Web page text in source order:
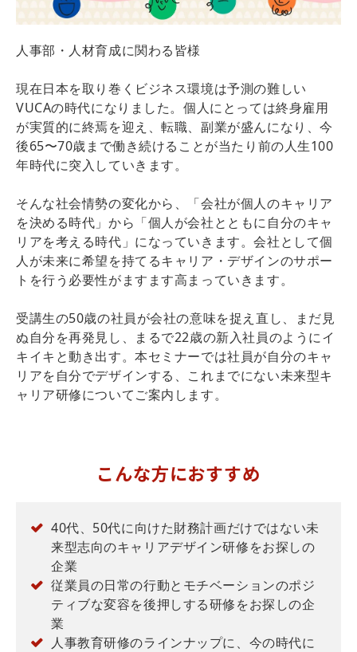
人事部・人材育成に関わる皆様
現在日本を取り巻くビジネス環境は予測の難しい
VUCAの時代になりました。個人にとっては終身雇用
が実質的に終焉を迎え、転職、副業が盛んになり、今
後65〜70歳まで働き続けることが当たり前の人生100
年時代に突入していきます。
そんな社会情勢の変化から、「会社が個人のキャリア
を決める時代」から「個人が会社とともに自分のキャ
リアを考える時代」になっていきます。会社として個
人が未来に希望を持てるキャリア・デザインのサポー
トを行う必要性がますます高まっていきます。
受講生の50歳の社員が会社の意味を捉え直し、まだ見
ぬ自分を再発見し、まるで22歳の新入社員のようにイ
キイキと動き出す。本セミナーでは社員が自分のキャ
リアを自分でデザインする、これまでにない未来型キ
ャリア研修についてご案内します。
こんな方におすすめ
40代、50代に向けた財務計画だけではない未
来型志向のキャリアデザイン研修をお探しの
企業
従業員の日常の行動とモチベーションのポジ
ティブな変容を後押しする研修をお探しの企
業
人事教育研修のラインナップに、今の時代に